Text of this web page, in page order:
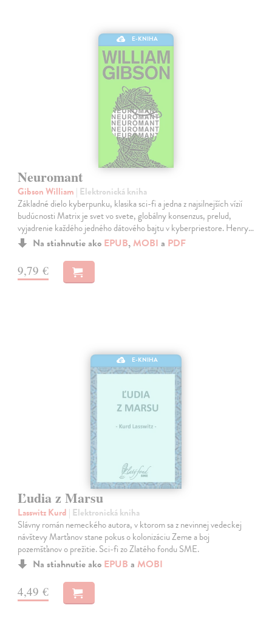
E-KNIHA
Neuromant
Gibson William | Elektronická kniha
Základné dielo kyberpunku, klasika sci-fi a jedna z najsilnejších vízií
budúcnosti Matrix je svet vo svete, globálny konsenzus, prelud,
vyjadrenie každého jedného dátového bajtu v kyberpriestore. Henry…
Na stiahnutie ako EPUB, MOBI a PDF
9,79 €
E-KNIHA
Ľudia z Marsu
Lasswitz Kurd | Elektronická kniha
Slávny román nemeckého autora, v ktorom sa z nevinnej vedeckej
návštevy Marťanov stane pokus o kolonizáciu Zeme a boj
pozemšťanov o prežitie. Sci-fi zo Zlatého fondu SME.
Na stiahnutie ako EPUB a MOBI
4,49 €